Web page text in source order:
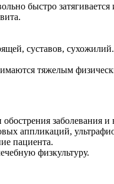
быстро
суставов, сухожилий.
тяжелым
заболевания
аппликаций,
пациента.
физкультуру.